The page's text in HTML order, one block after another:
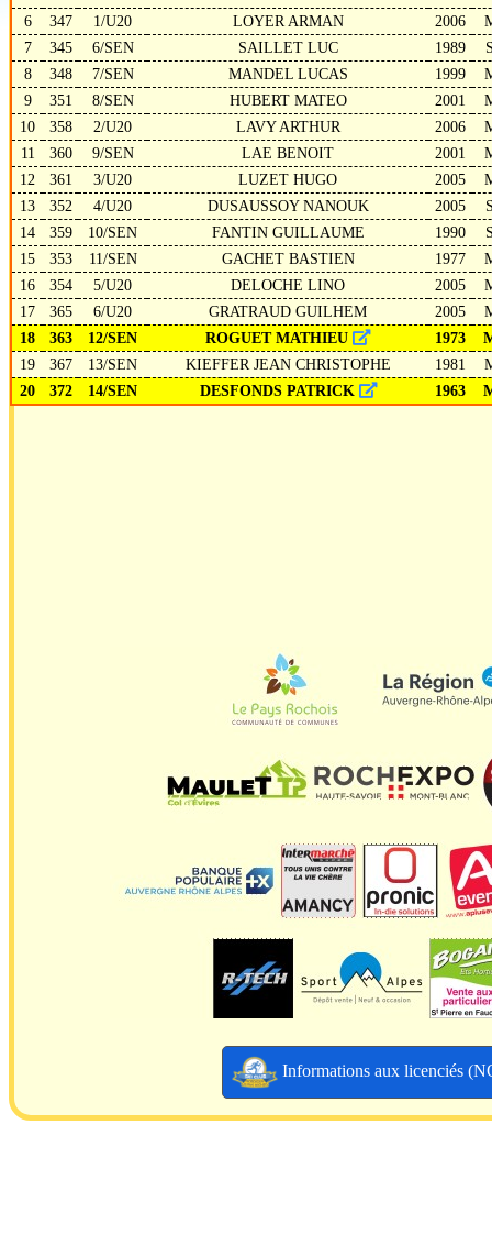
6
347 1/U20 LOYER ARMAN 2006
7
345 6/SEN SAILLET LUC 1989
8
348 7/SEN MANDEL LUCAS 1999
9
351 8/SEN HUBERT MATEO 2001
10
358 2/U20 LAVY ARTHUR 2006
11
360 9/SEN LAE BENOIT 2001
12
361 3/U20 LUZET HUGO 2005
13
352 4/U20 DUSAUSSOY NANOUK 2005
14
359 10/SEN FANTIN GUILLAUME 1990
15
353 11/SEN GACHET BASTIEN 1977
16
354 5/U20 DELOCHE LINO 2005
17
365 6/U20 GRATRAUD GUILHEM 2005
18
363 12/SEN ROGUET MATHIEU 1973
19
367 13/SEN KIEFFER JEAN CHRISTOPHE 1981
20
372 14/SEN DESFONDS PATRICK 1963
Informations aux licenciés